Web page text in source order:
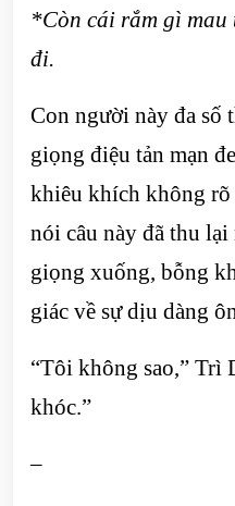
*Còn cái rắm gì
đi.
Con người này đa số
giọng điệu tản mạn
khiêu khích không
nói câu này đã thu
giọng xuống, bỗng
giác về sự dịu dàng
“Tôi không sao,” Trì
khóc.”
–